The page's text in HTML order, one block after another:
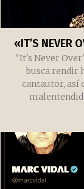
«IT’S NEVER
"It's Never
busca rendir
cantautor, así